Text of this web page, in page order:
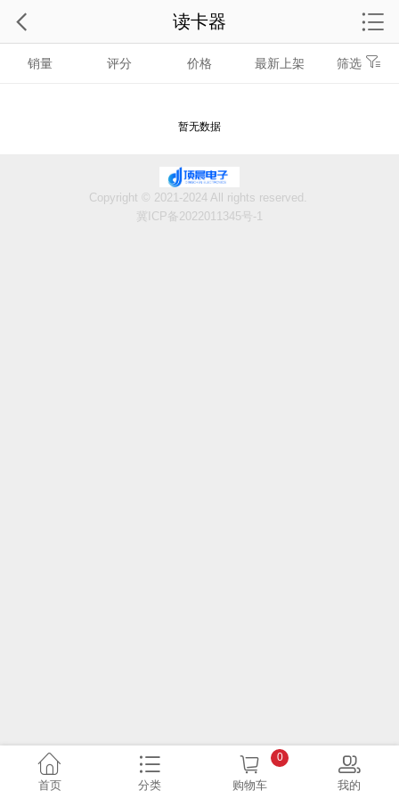
销量 评分 价格 最新上架 筛选
暂无数据
读卡器
Copyright © 2021-2024 All rights reserved.
冀ICP备2022011345号-1
首页 分类 购物车
0
我的